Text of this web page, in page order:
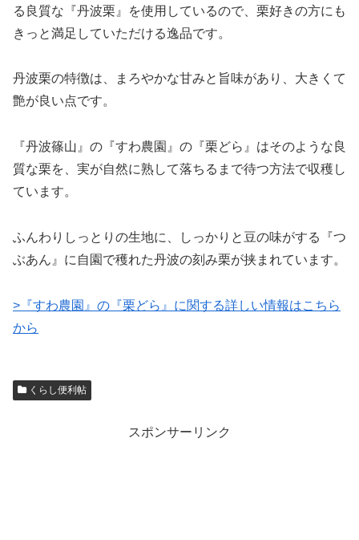
る良質な『丹波栗』を使用しているので、栗好きの方にも
きっと満足していただける逸品です。
丹波栗の特徴は、まろやかな甘みと旨味があり、大きくて
艶が良い点です。
『丹波篠山』の『すわ農園』の『栗どら』はそのような良
質な栗を、実が自然に熟して落ちるまで待つ方法で収穫し
ています。
ふんわりしっとりの生地に、しっかりと豆の味がする『つ
ぶあん』に自園で穫れた丹波の刻み栗が挟まれています。
>『すわ農園』の『栗どら』に関する詳しい情報はこちら
から
くらし便利帖
スポンサーリンク